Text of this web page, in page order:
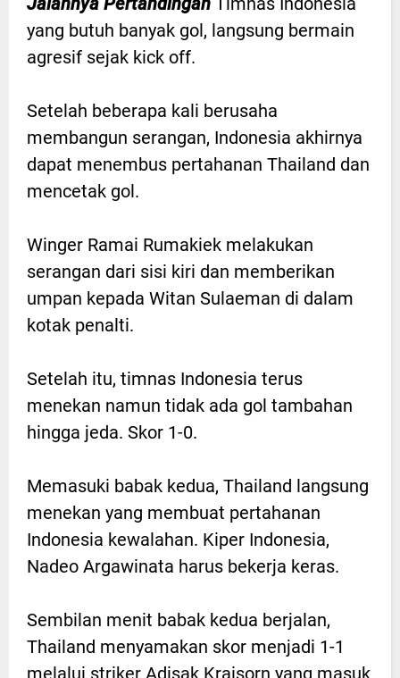
yang butuh banyak gol, langsung bermain
agresif sejak kick off.
Setelah beberapa kali berusaha
membangun serangan, Indonesia akhirnya
dapat menembus pertahanan Thailand dan
mencetak gol.
Winger Ramai Rumakiek melakukan
serangan dari sisi kiri dan memberikan
umpan kepada Witan Sulaeman di dalam
kotak penalti.
Setelah itu, timnas Indonesia terus
menekan namun tidak ada gol tambahan
hingga jeda. Skor 1-0.
Memasuki babak kedua, Thailand langsung
menekan yang membuat pertahanan
Indonesia kewalahan. Kiper Indonesia,
Nadeo Argawinata harus bekerja keras.
Sembilan menit babak kedua berjalan,
Thailand menyamakan skor menjadi 1-1
melalui striker Adisak Kraisorn yang masuk